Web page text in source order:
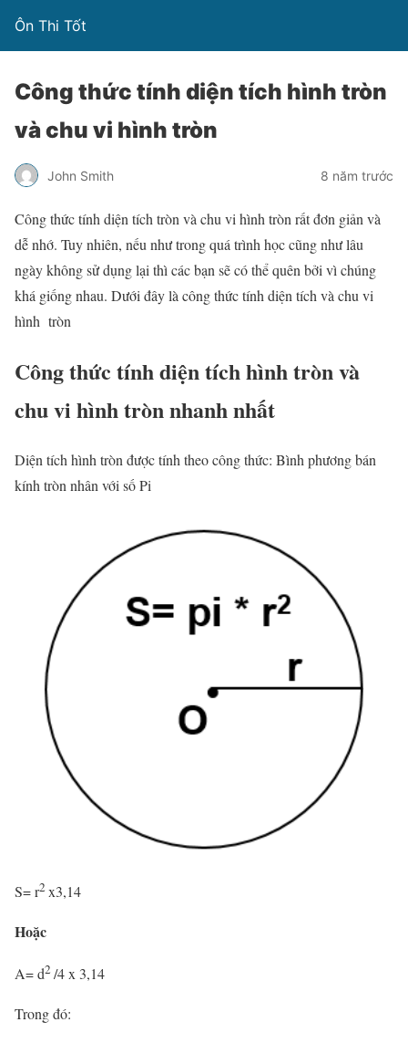
Ôn Thi Tốt
Công thức tính diện tích hình tròn
và chu vi hình tròn
John Smith 8 năm trước
Công thức tính diện tích tròn và chu vi hình tròn rất đơn giản và
dễ nhớ. Tuy nhiên, nếu như trong quá trình học cũng như lâu
ngày không sử dụng lại thì các bạn sẽ có thể quên bởi vì chúng
khá giống nhau. Dưới đây là công thức tính diện tích và chu vi
hình tròn
Công thức tính diện tích hình tròn và
chu vi hình tròn nhanh nhất
Diện tích hình tròn được tính theo công thức: Bình phương bán
kính tròn nhân với số Pi
S= r2x3,14
Hoặc
A= d2/4 x 3,14
Trong đó: